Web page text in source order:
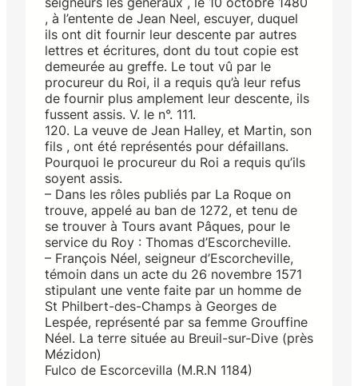
, à l’entente de Jean Neel, escuyer, duquel
ils ont dit fournir leur descente par autres
lettres et écritures, dont du tout copie est
demeurée au greffe. Le tout vû par le
procureur du Roi, il a requis qu’à leur refus
de fournir plus amplement leur descente, ils
fussent assis. V. le n°. 111.
120. La veuve de Jean Halley, et Martin, son
fils , ont été représentés pour défaillans.
Pourquoi le procureur du Roi a requis qu’ils
soyent assis.
– Dans les rôles publiés par La Roque on
trouve, appelé au ban de 1272, et tenu de
se trouver à Tours avant Pâques, pour le
service du Roy : Thomas d’Escorcheville.
– François Néel, seigneur d’Escorcheville,
témoin dans un acte du 26 novembre 1571
stipulant une vente faite par un homme de
St Philbert-des-Champs à Georges de
Lespée, représenté par sa femme Grouffine
Néel. La terre située au Breuil-sur-Dive (près
Mézidon)
Fulco de Escorcevilla (M.R.N 1184)